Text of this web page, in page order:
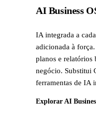
AI Business
IA integrada a
adicionada à
planos e relatórios
negócio. Substitui
ferramentas de IA
Explorar AI